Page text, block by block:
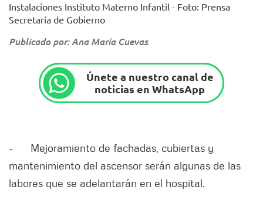
Instalaciones Instituto Materno Infantil - Foto: Prensa
Secretaría de Gobierno
Publicado por: Ana María Cuevas
Únete a nuestro canal de
noticias en WhatsApp
- Mejoramiento de fachadas, cubiertas y
mantenimiento del ascensor serán algunas de las
labores que se adelantarán en el hospital.